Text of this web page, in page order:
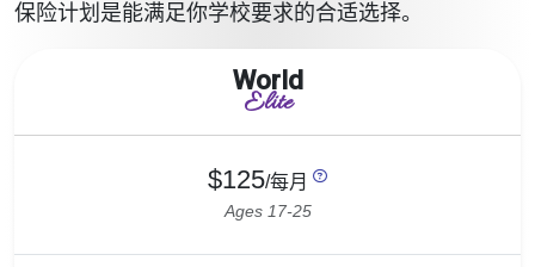
保险计划是能满足你学校要求的合适选择。
World
Elite
$125/每月
Ages 17-25